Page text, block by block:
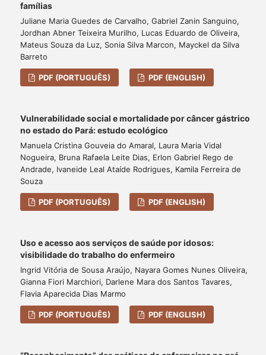
famílias
Juliane Maria Guedes de Carvalho, Gabriel Zanin Sanguino,
Jordhan Abner Teixeira Murilho, Lucas Eduardo de Oliveira,
Mateus Souza da Luz, Sonia Silva Marcon, Mayckel da Silva
Barreto
PDF (PORTUGUÊS) PDF (ENGLISH)
Vulnerabilidade social e mortalidade por câncer gástrico
no estado do Pará: estudo ecológico
Manuela Cristina Gouveia do Amaral, Laura Maria Vidal
Nogueira, Bruna Rafaela Leite Dias, Erlon Gabriel Rego de
Andrade, Ivaneide Leal Ataíde Rodrigues, Kamila Ferreira de
Souza
PDF (PORTUGUÊS) PDF (ENGLISH)
Uso e acesso aos serviços de saúde por idosos:
visibilidade do trabalho do enfermeiro
Ingrid Vitória de Sousa Araújo, Nayara Gomes Nunes Oliveira,
Gianna Fiori Marchiori, Darlene Mara dos Santos Tavares,
Flavia Aparecida Dias Marmo
PDF (PORTUGUÊS) PDF (ENGLISH)